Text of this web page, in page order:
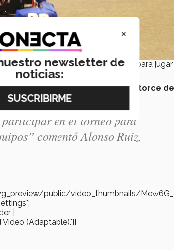
pelotas y subir escalones
para jugar
aposicionarseen elnúmero catorce de
en el torneo para
comentó Alonso Ruiz,
public/video_thumbnails/Mew6G_
|
Video (Adaptable)."]}
×
newsletter de
noticias: